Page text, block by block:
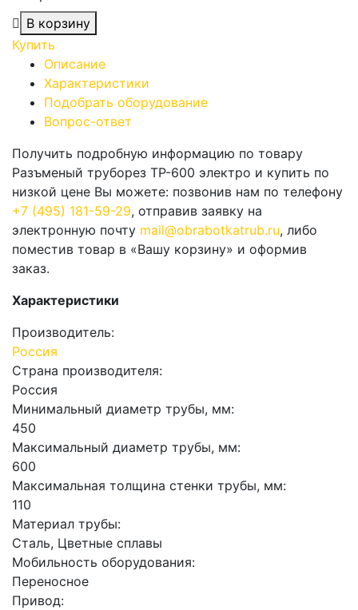
В корзину
Купить
Описание
Характеристики
Подобрать оборудование
Вопрос-ответ
Получить подробную информацию по товару
Разъменый труборез ТР-600 электро и купить по
низкой цене Вы можете: позвонив нам по телефону
+7 (495) 181-59-29, отправив заявку на
электронную почту mail@obrabotkatrub.ru, либо
поместив товар в «Вашу корзину» и оформив
заказ.
Характеристики
Производитель:
Россия
Страна производителя:
Россия
Минимальный диаметр трубы, мм:
450
Максимальный диаметр трубы, мм:
600
Максимальная толщина стенки трубы, мм:
110
Материал трубы:
Сталь, Цветные сплавы
Мобильность оборудования:
Переносное
Привод: